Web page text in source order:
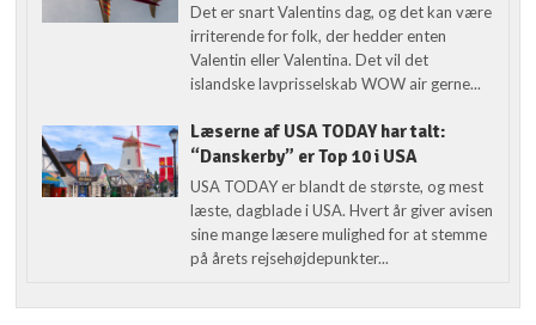
Det er snart Valentins dag, og det kan være
irriterende for folk, der hedder enten
Valentin eller Valentina. Det vil det
islandske lavprisselskab WOW air gerne...
Læserne af USA TODAY har talt:
“Danskerby” er Top 10 i USA
USA TODAY er blandt de største, og mest
læste, dagblade i USA. Hvert år giver avisen
sine mange læsere mulighed for at stemme
på årets rejsehøjdepunkter...